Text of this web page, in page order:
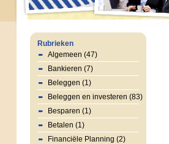
Rubrieken
Algemeen (47)
Bankieren (7)
Beleggen (1)
Beleggen en investeren (83)
Besparen (1)
Betalen (1)
Financiële Planning (2)